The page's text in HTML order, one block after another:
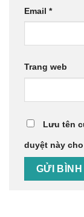
Email *
Trang web
Lưu tên
duyệt này